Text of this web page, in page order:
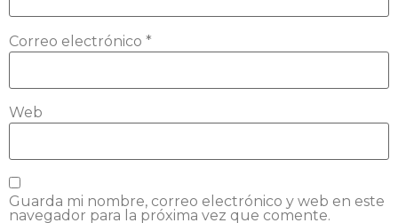
Correo electrónico *
Web
Guarda mi nombre, correo electrónico y web en este
navegador para la próxima vez que comente.